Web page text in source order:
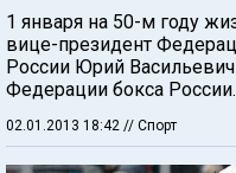
1 января на 50-м году
вице-президент
России Юрий
Федерации бокса России.
02.01.2013 18:42 // Спорт